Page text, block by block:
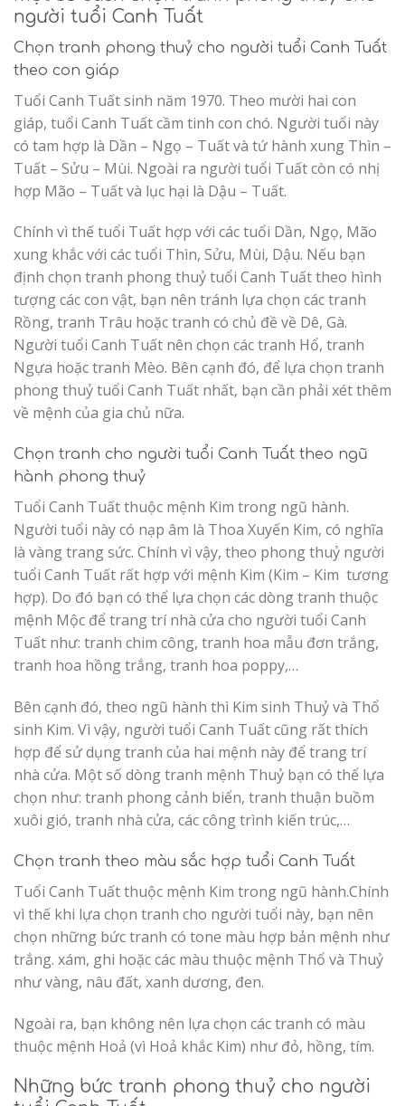
người tuổi Canh Tuất
Chọn tranh phong thuỷ cho người tuổi Canh Tuất
theo con giáp
Tuổi Canh Tuất sinh năm 1970. Theo mười hai con
giáp, tuổi Canh Tuất cầm tinh con chó. Người tuổi này
có tam hợp là Dần – Ngọ – Tuất và tứ hành xung Thìn –
Tuất – Sửu – Mùi. Ngoài ra người tuổi Tuất còn có nhị
hợp Mão – Tuất và lục hại là Dậu – Tuất.
Chính vì thế tuổi Tuất hợp với các tuổi Dần, Ngọ, Mão
xung khắc với các tuổi Thìn, Sửu, Mùi, Dậu. Nếu bạn
định chọn tranh phong thuỷ tuổi Canh Tuất theo hình
tượng các con vật, bạn nên tránh lựa chọn các tranh
Rồng, tranh Trâu hoặc tranh có chủ đề về Dê, Gà.
Người tuổi Canh Tuất nên chọn các tranh Hổ, tranh
Ngựa hoặc tranh Mèo. Bên cạnh đó, để lựa chọn tranh
phong thuỷ tuổi Canh Tuất nhất, bạn cần phải xét thêm
về mệnh của gia chủ nữa.
Chọn tranh cho người tuổi Canh Tuất theo ngũ
hành phong thuỷ
Tuổi Canh Tuất thuộc mệnh Kim trong ngũ hành.
Người tuổi này có nạp âm là Thoa Xuyến Kim, có nghĩa
là vàng trang sức. Chính vì vậy, theo phong thuỷ người
tuổi Canh Tuất rất hợp với mệnh Kim (Kim – Kim tương
hợp). Do đó bạn có thể lựa chọn các dòng tranh thuộc
mệnh Mộc để trang trí nhà cửa cho người tuổi Canh
Tuất như: tranh chim công, tranh hoa mẫu đơn trắng,
tranh hoa hồng trắng, tranh hoa poppy,…
Bên cạnh đó, theo ngũ hành thì Kim sinh Thuỷ và Thổ
sinh Kim. Vì vậy, người tuổi Canh Tuất cũng rất thích
hợp để sử dụng tranh của hai mệnh này để trang trí
nhà cửa. Một số dòng tranh mệnh Thuỷ bạn có thể lựa
chọn như: tranh phong cảnh biển, tranh thuận buồm
xuôi gió, tranh nhà cửa, các công trình kiến trúc,…
Chọn tranh theo màu sắc hợp tuổi Canh Tuất
Tuổi Canh Tuất thuộc mệnh Kim trong ngũ hành.Chính
vì thế khi lựa chọn tranh cho người tuổi này, bạn nên
chọn những bức tranh có tone màu hợp bản mệnh như
trắng. xám, ghi hoặc các màu thuộc mệnh Thổ và Thuỷ
như vàng, nâu đất, xanh dương, đen.
Ngoài ra, bạn không nên lựa chọn các tranh có màu
thuộc mệnh Hoả (vì Hoả khắc Kim) như đỏ, hồng, tím.
Những bức tranh phong thuỷ cho người